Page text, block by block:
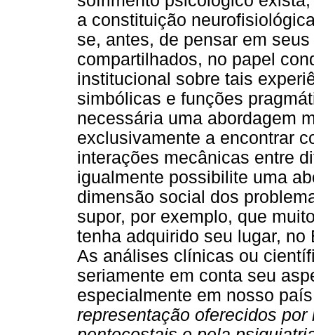
a constituição
se, antes, de pensar em
compartilhados, no papel
institucional sobre tais
simbólicas e funções
necessária uma abordagem
exclusivamente a encontrar
interações mecânicas entre
igualmente possibilite uma
dimensão social dos
supor, por exemplo, que
tenha adquirido seu lugar,
As análises clínicas ou
seriamente em conta seu
especialmente em nosso
representação oferecidos